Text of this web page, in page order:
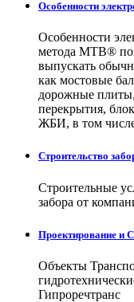
Особенности
Особенности
метода МТВ®
выпускать
как мостовые
дорожные
перекрытия,
ЖБИ, в том
Строительство
Строительные
забора от
Проектирование и
Объекты
Гипроречтранс